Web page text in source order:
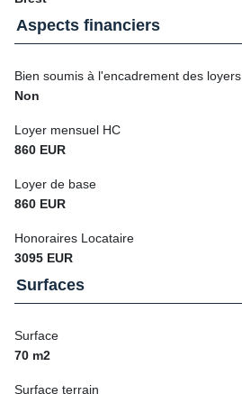
Aspects financiers
Bien soumis à l'encadrement des loyers
Non
Loyer mensuel HC
860 EUR
Loyer de base
860 EUR
Honoraires Locataire
3095 EUR
Surfaces
Surface
70 m2
Surface terrain